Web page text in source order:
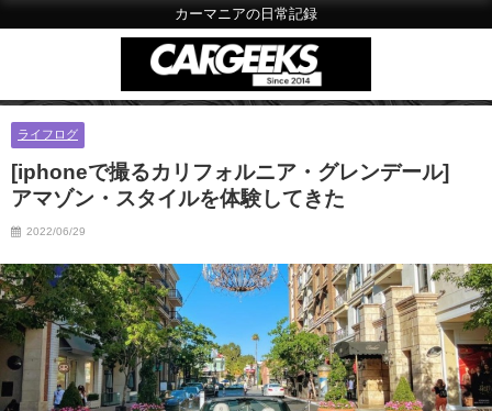
カーマニアの日常記録
ライフログ
[iphoneで撮るカリフォルニア・グレンデール]
アマゾン・スタイルを体験してきた
2022/06/29